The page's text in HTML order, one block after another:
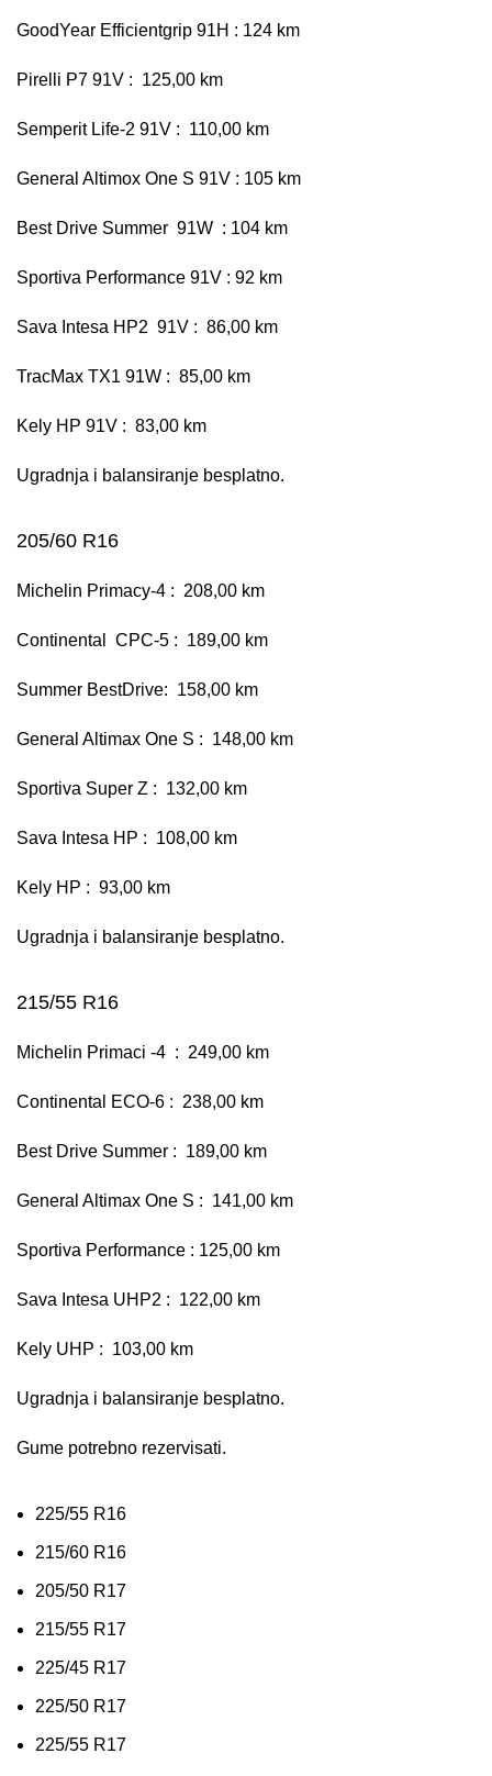
GoodYear Efficientgrip 91H : 124 km
Pirelli P7 91V : 125,00 km
Semperit Life-2 91V : 110,00 km
General Altimox One S 91V : 105 km
Best Drive Summer 91W : 104 km
Sportiva Performance 91V : 92 km
Sava Intesa HP2 91V : 86,00 km
TracMax TX1 91W : 85,00 km
Kely HP 91V : 83,00 km
Ugradnja i balansiranje besplatno.
205/60 R16
Michelin Primacy-4 : 208,00 km
Continental CPC-5 : 189,00 km
Summer BestDrive: 158,00 km
General Altimax One S : 148,00 km
Sportiva Super Z : 132,00 km
Sava Intesa HP : 108,00 km
Kely HP : 93,00 km
Ugradnja i balansiranje besplatno.
215/55 R16
Michelin Primaci -4 : 249,00 km
Continental ECO-6 : 238,00 km
Best Drive Summer : 189,00 km
General Altimax One S : 141,00 km
Sportiva Performance : 125,00 km
Sava Intesa UHP2 : 122,00 km
Kely UHP : 103,00 km
Ugradnja i balansiranje besplatno.
Gume potrebno rezervisati.
225/55 R16
215/60 R16
205/50 R17
215/55 R17
225/45 R17
225/50 R17
225/55 R17